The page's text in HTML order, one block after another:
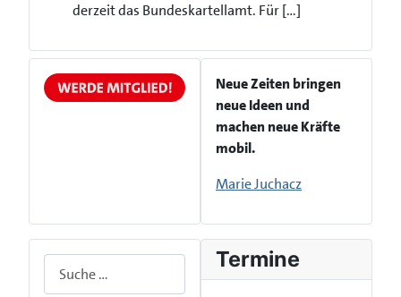
derzeit das Bundeskartellamt. Für […]
Neue Zeiten bringen
neue Ideen und
machen neue Kräfte
mobil.
Marie Juchacz
Termine